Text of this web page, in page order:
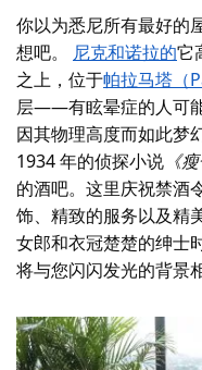
你以为悉尼所有最好的
想吧。 尼克和诺拉的它
之上，位于帕拉马塔（
层——有眩晕症的人可
因其物理高度而如此梦
1934 年的侦探小说 《
的酒吧。这里庆祝禁酒
饰、精致的服务以及精
女郎和衣冠楚楚的绅士
将与您闪闪发光的背景